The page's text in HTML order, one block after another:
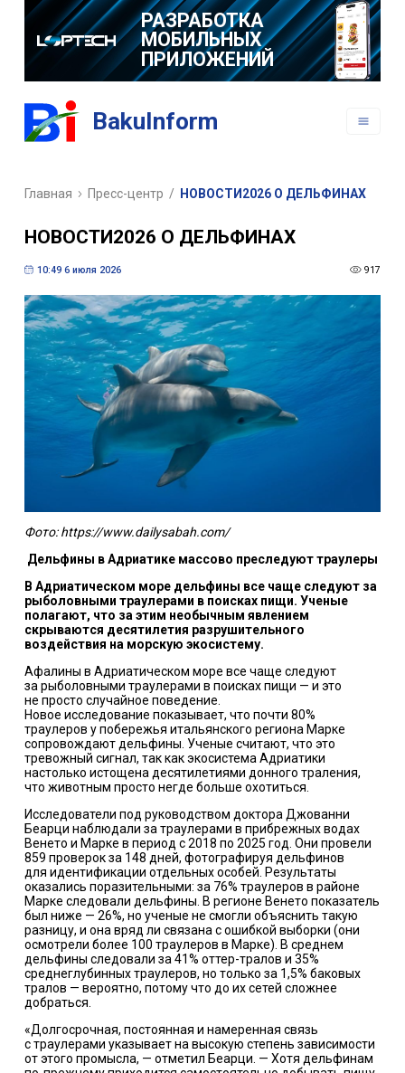
РАЗРАБОТКА
МОБИЛЬНЫХ
ПРИЛОЖЕНИЙ
BakuInform
Главная Пресс-центр / НОВОСТИ2026 О ДЕЛЬФИНАХ
НОВОСТИ2026 О ДЕЛЬФИНАХ
10:49 6 июля 2026 917
Фото: https://www.dailysabah.com/
Дельфины в Адриатике массово преследуют траулеры
В Адриатическом море дельфины все чаще следуют за
рыболовными траулерами в поисках пищи. Ученые
полагают, что за этим необычным явлением
скрываются десятилетия разрушительного
воздействия на морскую экосистему.
Афалины в Адриатическом море все чаще следуют
за рыболовными траулерами в поисках пищи — и это
не просто случайное поведение.
Новое исследование показывает, что почти 80%
траулеров у побережья итальянского региона Марке
сопровождают дельфины. Ученые считают, что это
тревожный сигнал, так как экосистема Адриатики
настолько истощена десятилетиями донного траления,
что животным просто негде больше охотиться.
Исследователи под руководством доктора Джованни
Беарци наблюдали за траулерами в прибрежных водах
Венето и Марке в период с 2018 по 2025 год. Они провели
859 проверок за 148 дней, фотографируя дельфинов
для идентификации отдельных особей. Результаты
оказались поразительными: за 76% траулеров в районе
Марке следовали дельфины. В регионе Венето показатель
был ниже — 26%, но ученые не смогли объяснить такую
разницу, и она вряд ли связана с ошибкой выборки (они
осмотрели более 100 траулеров в Марке). В среднем
дельфины следовали за 41% оттер-тралов и 35%
среднеглубинных траулеров, но только за 1,5% баковых
тралов — вероятно, потому что до их сетей сложнее
добраться.
«Долгосрочная, постоянная и намеренная связь
с траулерами указывает на высокую степень зависимости
от этого промысла, — отметил Беарци. — Хотя дельфинам